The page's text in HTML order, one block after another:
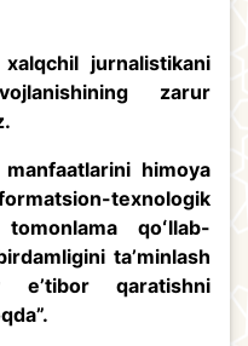
jurnalistikani
zarur
himoya
texnologik
qoʻllab-
taʼminlash
eʼtibor qaratishni